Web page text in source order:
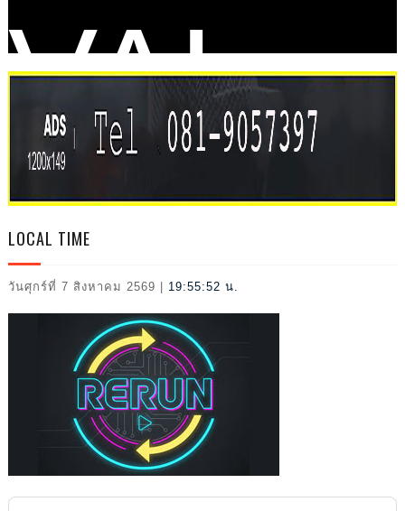
VAL
2026
LOCAL TIME
วันศุกร์ที่ 7 สิงหาคม 2569 19:55:53 น.